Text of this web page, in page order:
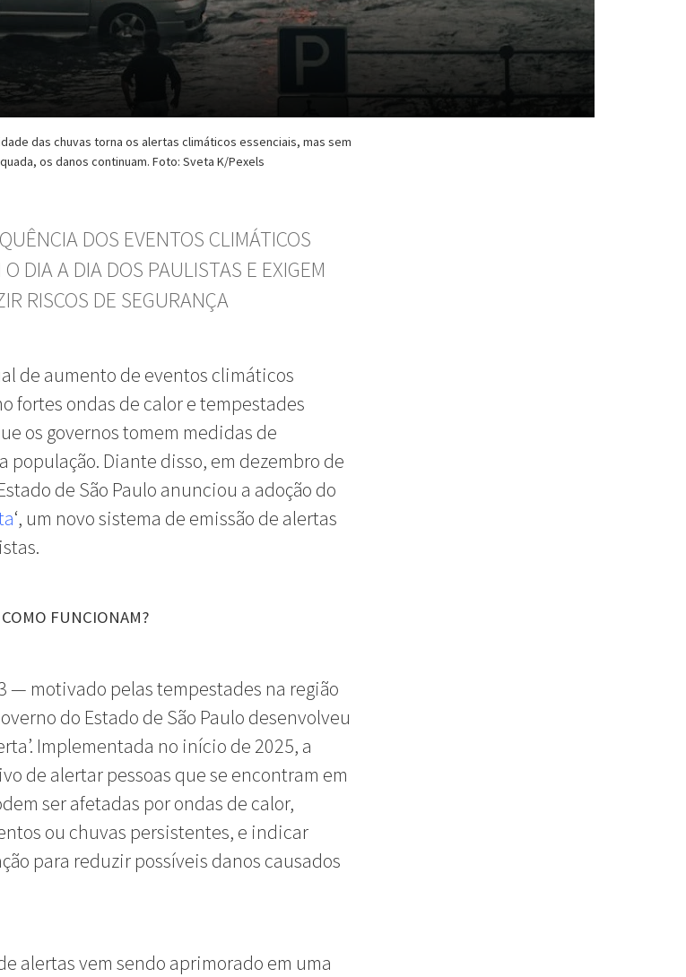
das chuvas torna os alertas climáticos essenciais, mas sem
os danos continuam. Foto: Sveta K/Pexels
DOS EVENTOS CLIMÁTICOS
DIA A DIA DOS PAULISTAS E EXIGEM
RISCOS DE SEGURANÇA
de aumento de eventos climáticos
fortes ondas de calor e tempestades
os governos tomem medidas de
população. Diante disso, em dezembro de
de São Paulo anunciou a adoção do
‘, um novo sistema de emissão de alertas
FUNCIONAM?
— motivado pelas tempestades na região
do Estado de São Paulo desenvolveu
Implementada no início de 2025, a
de alertar pessoas que se encontram em
ser afetadas por ondas de calor,
ou chuvas persistentes, e indicar
para reduzir possíveis danos causados
alertas vem sendo aprimorado em uma